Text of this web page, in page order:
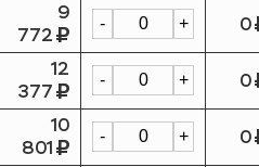
9
772
- + 0
12
377
- + 0
10
801
- + 0